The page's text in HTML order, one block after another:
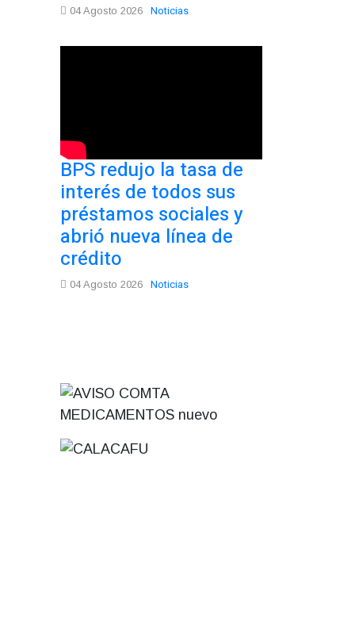
04 Agosto 2026 Noticias
BPS redujo la tasa de
interés de todos sus
préstamos sociales y
abrió nueva línea de
crédito
04 Agosto 2026 Noticias